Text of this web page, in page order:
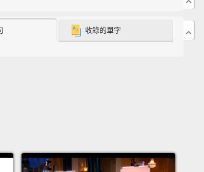
the one I'm working on right now is
現在會了。
收錄的單字